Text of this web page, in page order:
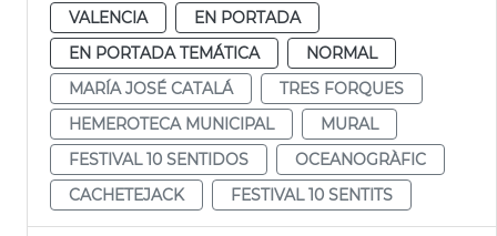
VALENCIA
EN PORTADA
EN PORTADA TEMÁTICA
NORMAL
MARÍA JOSÉ CATALÁ
TRES FORQUES
HEMEROTECA MUNICIPAL
MURAL
FESTIVAL 10 SENTIDOS
OCEANOGRÀFIC
CACHETEJACK
FESTIVAL 10 SENTITS